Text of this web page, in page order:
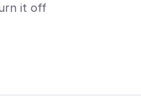
it off